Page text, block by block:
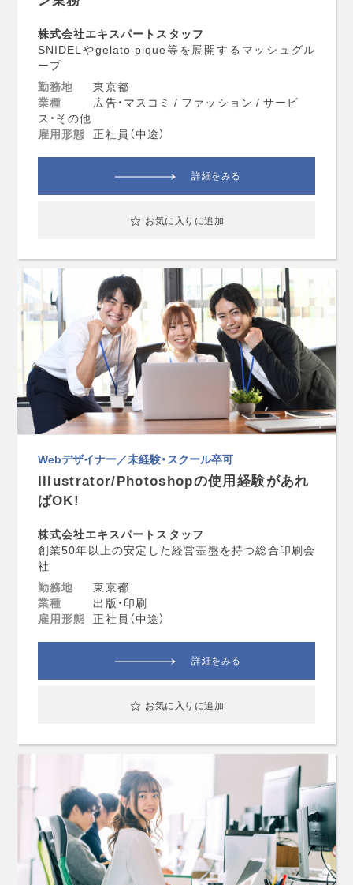
株式会社エキスパートスタッフ
SNIDELやgelato pique等を展開するマッシュグル
ープ
勤務地
東京都
業種
広告・マスコミ / ファッション / サービ
ス・その他
雇用形態 正社員（中途）
詳細をみる
お気に入りに追加
Webデザイナー／未経験・スクール卒可
Illustrator/Photoshopの使用経験があれ
ばOK!
株式会社エキスパートスタッフ
創業50年以上の安定した経営基盤を持つ総合印刷会
社
勤務地
東京都
業種
出版・印刷
雇用形態 正社員（中途）
詳細をみる
お気に入りに追加